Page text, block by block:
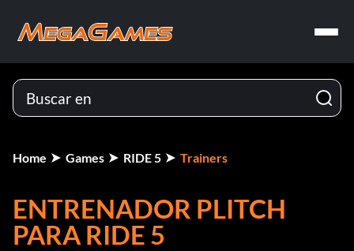
Home Games RIDE 5 Trainers
ENTRENADOR PLITCH
PARA RIDE 5